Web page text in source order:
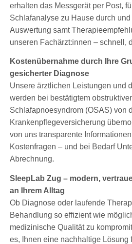
erhalten das Messgerät per Post,
Schlafanalyse zu Hause durch
Auswertung samt
unseren Fachärzt:innen – schnell,
Kostenübernahme durch Ihre
gesicherter Diagnose
Unsere ärztlichen Leistungen und
werden bei bestätigtem
Schlafapnoesyndrom (OSAS) von
Krankenpflegeversicherung
von uns transparente
Kostenfragen – und bei Bedarf
Abrechnung.
SleepLab Zug – modern,
an Ihrem Alltag
Ob Diagnose oder laufende
Behandlung so effizient wie
medizinische Qualität zu
es, Ihnen eine nachhaltige Lösung